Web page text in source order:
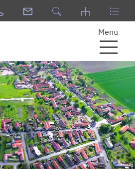
Menu